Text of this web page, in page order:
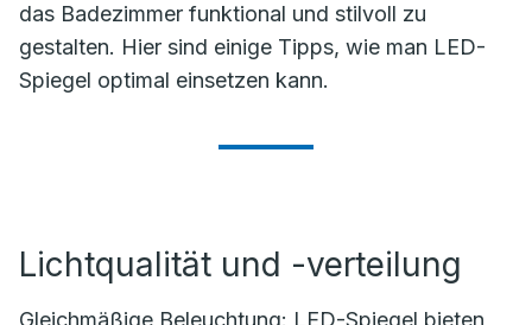
das Badezimmer funktional und stilvoll zu
gestalten. Hier sind einige Tipps, wie man LED-
Spiegel optimal einsetzen kann.
Lichtqualität und -verteilung
Gleichmäßige Beleuchtung: LED-Spiegel bieten